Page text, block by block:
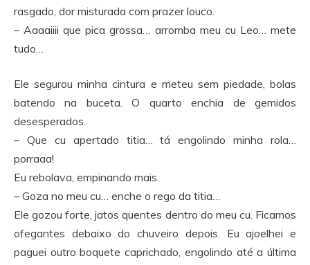
rasgado, dor misturada com prazer louco.
– Aaaaiiii que pica grossa… arromba meu cu Leo… mete
tudo…
Ele segurou minha cintura e meteu sem piedade, bolas
batendo na buceta. O quarto enchia de gemidos
desesperados.
– Que cu apertado titia… tá engolindo minha rola…
porraaa!
Eu rebolava, empinando mais.
– Goza no meu cu… enche o rego da titia…
Ele gozou forte, jatos quentes dentro do meu cu. Ficamos
ofegantes debaixo do chuveiro depois. Eu ajoelhei e
paguei outro boquete caprichado, engolindo até a última